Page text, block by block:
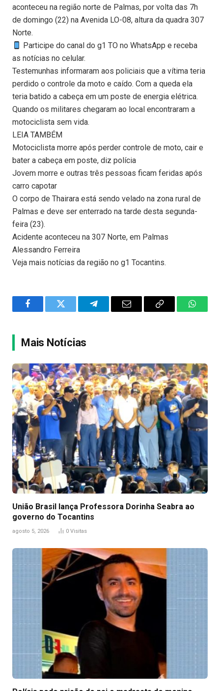
aconteceu na região norte de Palmas, por volta das 7h
de domingo (22) na Avenida LO-08, altura da quadra 307
Norte.
Participe do canal do g1 TO no WhatsApp e receba
as notícias no celular.
Testemunhas informaram aos policiais que a vítima teria
perdido o controle da moto e caído. Com a queda ela
teria batido a cabeça em um poste de energia elétrica.
Quando os militares chegaram ao local encontraram a
motociclista sem vida.
LEIA TAMBÉM
Motociclista morre após perder controle de moto, cair e
bater a cabeça em poste, diz polícia
Jovem morre e outras três pessoas ficam feridas após
carro capotar
O corpo de Thairara está sendo velado na zona rural de
Palmas e deve ser enterrado na tarde desta segunda-
feira (23).
Acidente aconteceu na 307 Norte, em Palmas
Alessandro Ferreira
Veja mais notícias da região no g1 Tocantins.
FacebookTwitter TelegramEmail
Copy
Mais Notícias
União Brasil lança Professora Dorinha Seabra ao
governo do Tocantins
agosto 5, 2026 0 Visitas